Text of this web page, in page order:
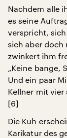
Nachdem alle
es seine
verspricht,
sich aber doch
zwinkert ihm
„Keine bange,
Und ein paar
Kellner mit
[6]
Die Kuh
Karikatur des